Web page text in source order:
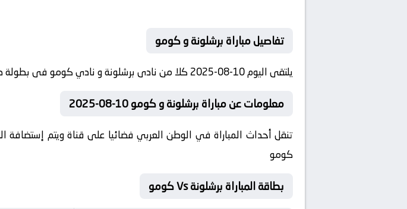
تفاصيل مباراة برشلونة و كومو
يلتقى اليوم 10-08-2025 كلا من نادى برشلونة و نادي كومو فى بطولة دولي, كأس جوان غامبر فى تمام الساعه 22:00:00 بتوقيت مصر.
معلومات عن مباراة برشلونة و كومو 10-08-2025
تنقل أحداث المباراة في الوطن العربي فضائيا على قناة ويتم إستضافة
كومو
بطاقة المباراة برشلونة Vs كومو